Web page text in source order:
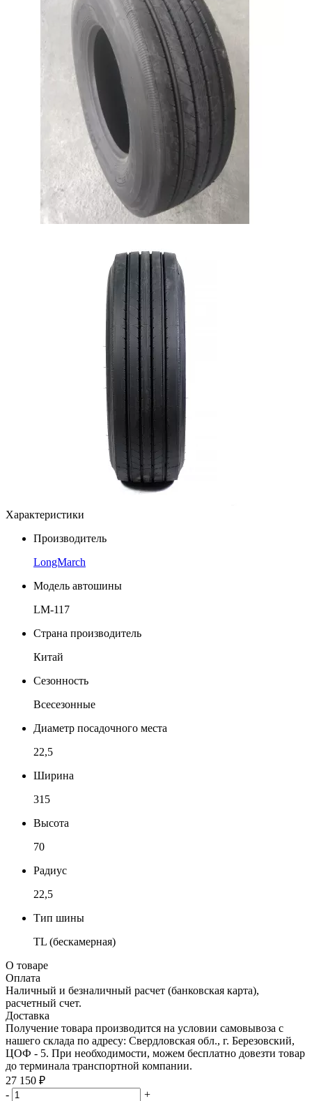
Характеристики
Производитель
LongMarch
Модель автошины
LM-117
Страна производитель
Китай
Сезонность
Всесезонные
Диаметр посадочного места
22,5
Ширина
315
Высота
70
Радиус
22,5
Тип шины
TL (бескамерная)
О товаре
Оплата
Наличный и безналичный расчет (банковская карта),
расчетный счет.
Доставка
Получение товара производится на условии самовывоза с
нашего склада по адресу: Свердловская обл., г. Березовский,
ЦОФ - 5. При необходимости, можем бесплатно довезти товар
до терминала транспортной компании.
27 150 ₽
-
+